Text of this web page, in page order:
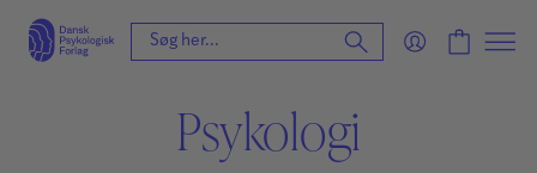
Psykologi